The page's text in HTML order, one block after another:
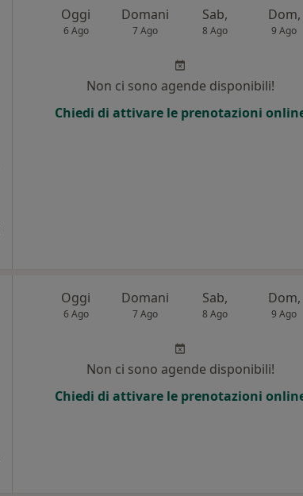
Oggi
6 Ago
Domani
7 Ago
Sab,
8 Ago
Dom,
9 Ago
Non ci sono agende disponibili!
Chiedi di attivare le prenotazioni
Oggi
6 Ago
Domani
7 Ago
Sab,
8 Ago
Dom,
9 Ago
Non ci sono agende disponibili!
Chiedi di attivare le prenotazioni